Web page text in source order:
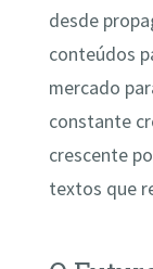
desde
conteúdos
mercado
constante
crescente
textos que